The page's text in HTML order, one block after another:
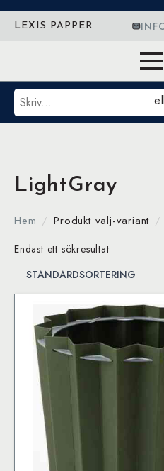
LEXIS PAPPER
Sök
LightGray
Hem Produkt valj-variant
Endast ett sökresultat